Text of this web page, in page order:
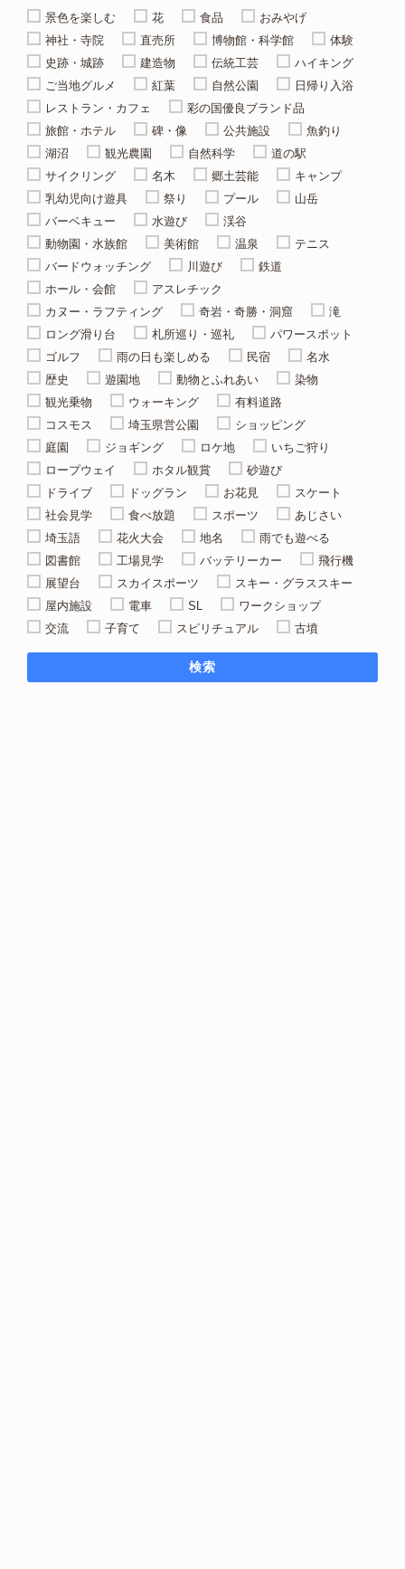
景色を楽しむ 花 食品
おみやげ
神社・寺院
直売所 博物館・科学館
体験
史跡・城跡
建造物 伝統工芸
ハイキング
ご当地グルメ
紅葉 自然公園
日帰り入浴
レストラン・カフェ
彩の国優良ブランド品
旅館・ホテル
碑・像 公共施設
魚釣り
湖沼
観光農園 自然科学
道の駅
サイクリング
名木 郷土芸能
キャンプ
乳幼児向け遊具
祭り プール
山岳
バーベキュー
水遊び
渓谷
動物園・水族館
美術館 温泉
テニス
バードウォッチング
川遊び
鉄道
ホール・会館
アスレチック
カヌー・ラフティング
奇岩・奇勝・洞窟
滝
ロング滑り台
札所巡り・巡礼
パワースポット
ゴルフ
雨の日も楽しめる 民宿
名水
歴史
遊園地 動物とふれあい
染物
観光乗物
ウォーキング
有料道路
コスモス
埼玉県営公園
ショッピング
庭園
ジョギング ロケ地
いちご狩り
ロープウェイ
ホタル観賞
砂遊び
ドライブ
ドッグラン お花見
スケート
社会見学
食べ放題 スポーツ
あじさい
埼玉語
花火大会 地名
雨でも遊べる
図書館
工場見学 バッテリーカー
飛行機
展望台
スカイスポーツ
スキー・グラススキー
屋内施設
電車 SL
ワークショップ
交流
子育て スピリチュアル 古墳
検索